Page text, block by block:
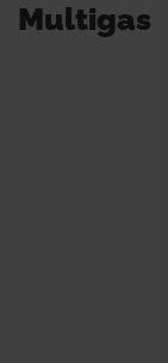
Multigas